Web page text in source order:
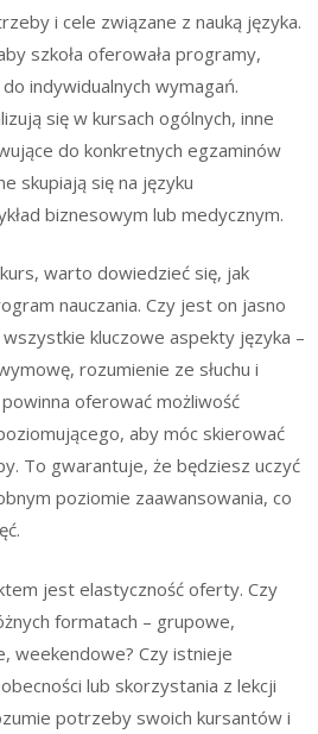
i cele związane z nauką języka.
szkoła oferowała programy,
indywidualnych wymagań.
się w kursach ogólnych, inne
do konkretnych egzaminów
skupiają się na języku
biznesowym lub medycznym.
warto dowiedzieć się, jak
nauczania. Czy jest on jasno
kluczowe aspekty języka –
rozumienie ze słuchu i
oferować możliwość
aby móc skierować
To gwarantuje, że będziesz uczyć
poziomie zaawansowania, co
jest elastyczność oferty. Czy
formatach – grupowe,
weekendowe? Czy istnieje
lub skorzystania z lekcji
potrzeby swoich kursantów i